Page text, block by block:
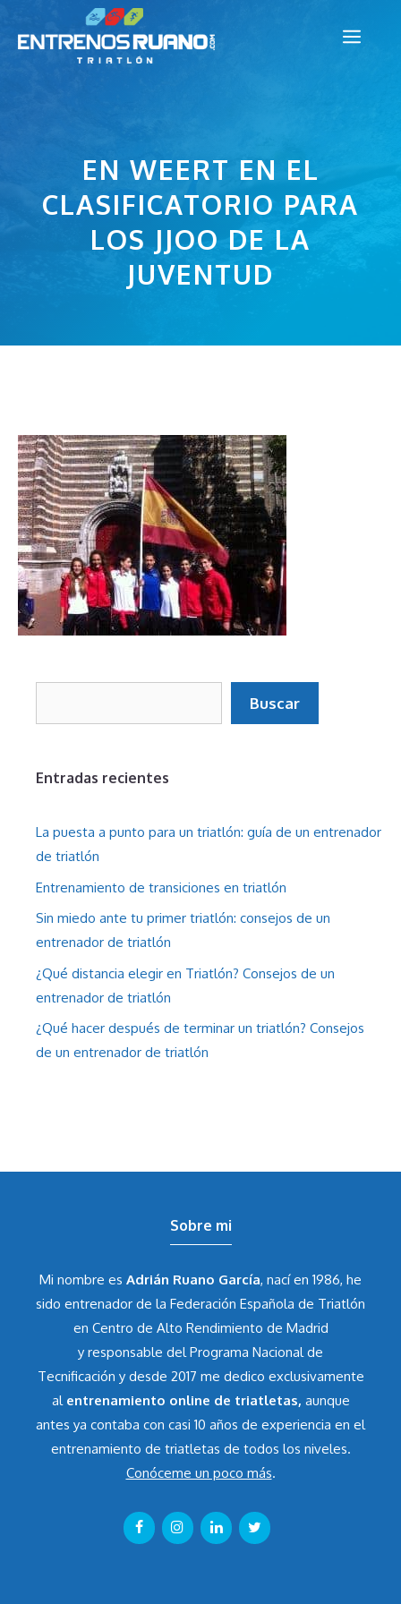
EN WEERT EN EL
CLASIFICATORIO PARA
LOS JJOO DE LA
JUVENTUD
Buscar
Entradas recientes
La puesta a punto para un triatlón: guía de un entrenador
de triatlón
Entrenamiento de transiciones en triatlón
Sin miedo ante tu primer triatlón: consejos de un
entrenador de triatlón
¿Qué distancia elegir en Triatlón? Consejos de un
entrenador de triatlón
¿Qué hacer después de terminar un triatlón? Consejos
de un entrenador de triatlón
Sobre mi
Mi nombre es Adrián Ruano García, nací en 1986, he
sido entrenador de la Federación Española de Triatlón
en Centro de Alto Rendimiento de Madrid
y responsable del Programa Nacional de
Tecnificación y desde 2017 me dedico exclusivamente
al entrenamiento online de triatletas, aunque
antes ya contaba con casi 10 años de experiencia en el
entrenamiento de triatletas de todos los niveles.
Conóceme un poco más.